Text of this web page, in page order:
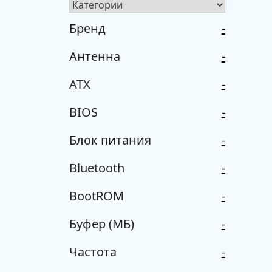
Бренд
-
Антенна
-
ATX
-
BIOS
-
Блок питания
-
Bluetooth
-
BootROM
-
Буфер (МБ)
-
Частота
-